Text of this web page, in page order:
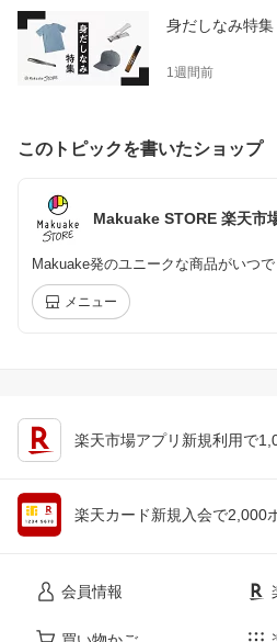
身だしなみ特集
1週間前
このトピックを書いたショップ
Makuake STORE 楽天市
Makuake発のユニークな商品がいつ
メニュー
楽天市場アプリ新規利用で
楽天カード新規入会で2,000
会員情報